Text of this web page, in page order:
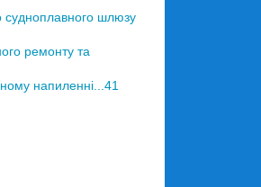
судноплавного шлюзу
ремонту та
напиленні...41